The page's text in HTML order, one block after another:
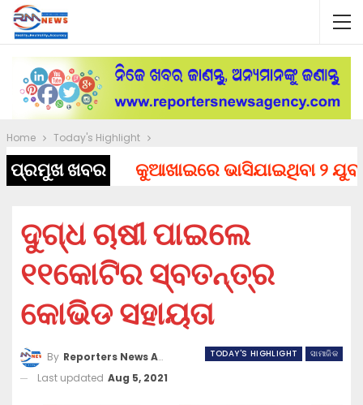
Home Today's Highlight
ପ୍ରମୁଖ ଖବରକୁଆଖାଇରେ ଭାସିଯାଇଥିବା ୨
ଦୁଗ୍ଧ ଚାଷୀ ପାଇଲେ
୧୧କୋଟିର ସ୍ବତନ୍ତ୍ର
କୋଭିଡ ସହାୟତା
TODAY'S HIGHLIGHT ସାମାଜିକ
By Reporters News Agency
Last updated Aug 5, 2021